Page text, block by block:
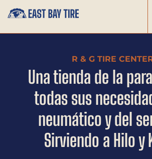
R & G TIRE
Una tienda de la
todas sus
neumático y del
Sirviendo a Hilo y